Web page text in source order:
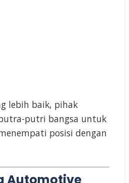
lebih baik, pihak
putri bangsa untuk
posisi dengan